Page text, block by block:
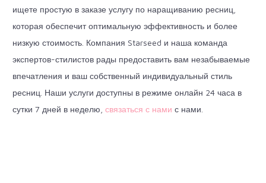
ищете простую в заказе услугу по наращиванию ресниц,
которая обеспечит оптимальную эффективность и более
низкую стоимость. Компания Starseed и наша команда
экспертов-стилистов рады предоставить вам незабываемые
впечатления и ваш собственный индивидуальный стиль
ресниц. Наши услуги доступны в режиме онлайн 24 часа в
сутки 7 дней в неделю, связаться с нами с нами.